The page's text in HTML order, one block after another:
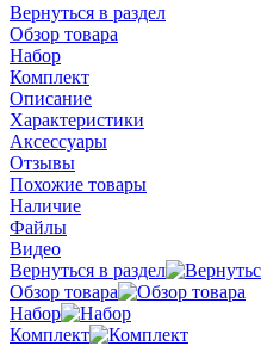
Вернуться в раздел
Обзор товара
Набор
Комплект
Описание
Характеристики
Аксессуары
Отзывы
Похожие товары
Наличие
Файлы
Видео
Вернуться в раздел
Обзор товара
Набор
Комплект